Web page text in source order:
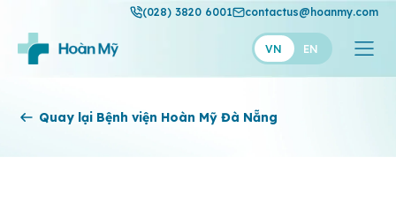
(028) 3820 6001 contactus@hoanmy.com
VN EN
Hoàn Mỹ
Quay lại Bệnh viện Hoàn Mỹ Đà Nẵng